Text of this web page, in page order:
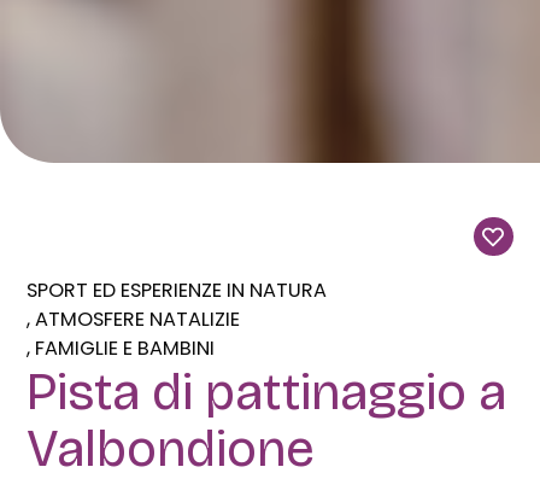
SPORT ED ESPERIENZE IN NATURA
ATMOSFERE NATALIZIE
FAMIGLIE E BAMBINI
Pista di pattinaggio a
Valbondione